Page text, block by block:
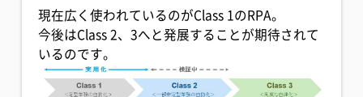
現在広く使われているのがClass 1のRPA。
今後はClass 2、3へと発展することが期待されて
いるのです。